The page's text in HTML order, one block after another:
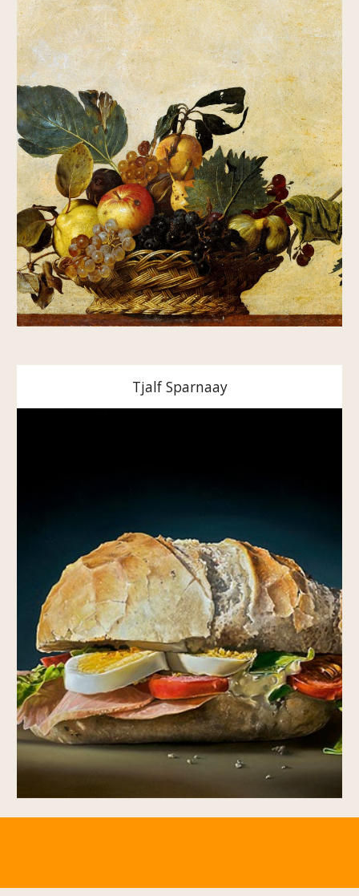
Tjalf Sparnaay